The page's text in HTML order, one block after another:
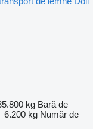
kg Bară de
6.200 kg Număr de